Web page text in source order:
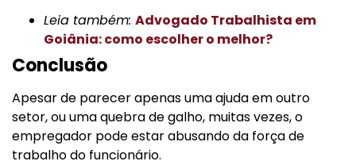
Leia também: Advogado Trabalhista em
Goiânia: como escolher o melhor?
Conclusão
Apesar de parecer apenas uma ajuda em outro
setor, ou uma quebra de galho, muitas vezes, o
empregador pode estar abusando da força de
trabalho do funcionário.